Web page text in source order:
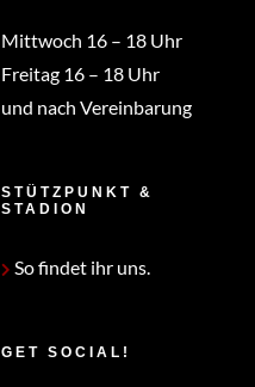
Mittwoch 16 – 18 Uhr
Freitag 16 – 18 Uhr
und nach Vereinbarung
STÜTZPUNKT &
STADION
So findet ihr uns.
GET SOCIAL!